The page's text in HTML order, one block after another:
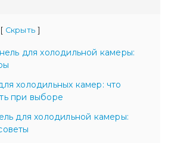
[ Скрыть ]
для холодильной камеры:
холодильных камер: что
при выборе
для холодильной камеры: